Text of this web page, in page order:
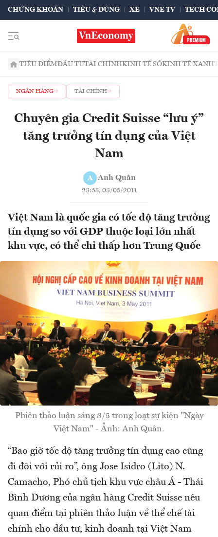
CHỨNG KHOÁN TIÊU & DÙNG XE VNE TV TECH
TIÊU ĐIỂMĐẦU TƯTÀI CHÍNHKINH TẾ SỐKINH TẾ XANH
NGÂN HÀNG TÀI CHÍNH
Chuyên gia Credit Suisse “lưu ý”
tăng trưởng tín dụng của Việt
Nam
A Anh Quân
23:58, 03/05/2011
Việt Nam là quốc gia có tốc độ tăng trưởng
tín dụng so với GDP thuộc loại lớn nhất
khu vực, có thể chỉ thấp hơn Trung Quốc
Phiên thảo luận sáng 3/5 trong loạt sự kiện "Ngày
Việt Nam" - Ảnh: Anh Quân.
“Bao giờ tốc độ tăng trưởng tín dụng cao cũng
đi đôi với rủi ro”, ông Jose Isidro (Lito) N.
Camacho, Phó chủ tịch khu vực châu Á - Thái
Bình Dương của ngân hàng Credit Suisse nêu
quan điểm tại phiên thảo luận về thể chế tài
chính cho đầu tư, kinh doanh tại Việt Nam